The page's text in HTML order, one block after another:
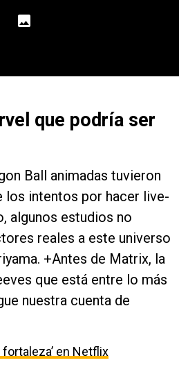
que podría ser
Ball animadas tuvieron
los intentos por hacer live-
algunos estudios no
reales a este universo
+Antes de Matrix, la
que está entre lo más
nuestra cuenta de
fortaleza’ en Netflix